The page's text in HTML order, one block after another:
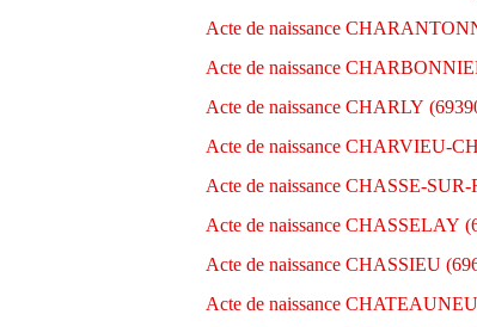
Acte de naissance
Acte de naissance
Acte de naissance CHARLY
Acte de naissance CHARVIEU-
Acte de naissance CHASSE-
Acte de naissance CHASSELAY
Acte de naissance CHASSIEU
Acte de naissance